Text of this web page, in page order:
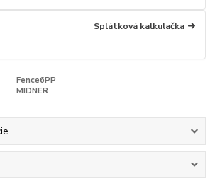
Splátková kalkulačka
Fence6PP
MIDNER